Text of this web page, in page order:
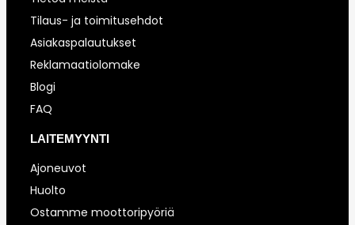
Tilaus- ja toimitusehdot
Asiakaspalautukset
Reklamaatiolomake
Blogi
FAQ
LAITEMYYNTI
Ajoneuvot
Huolto
Ostamme moottoripyöriä